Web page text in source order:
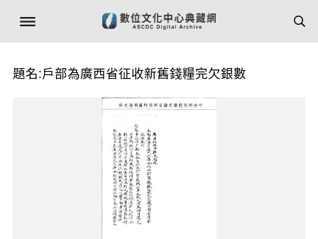
題名:戶部為廣西省征收新舊錢糧完欠銀數